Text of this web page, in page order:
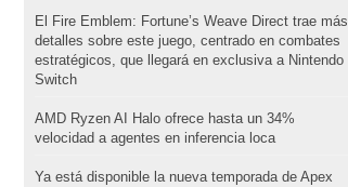
El Fire Emblem: Fortune’s Weave Direct trae más
detalles sobre este juego, centrado en combates
estratégicos, que llegará en exclusiva a Nintendo
Switch
AMD Ryzen AI Halo ofrece hasta un 34%
velocidad a agentes en inferencia loca
Ya está disponible la nueva temporada de Apex